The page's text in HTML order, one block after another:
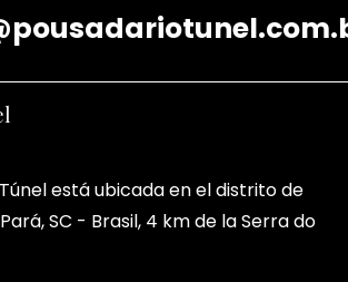
Túnel está ubicada en el distrito de
SC - Brasil, 4 km de la Serra do